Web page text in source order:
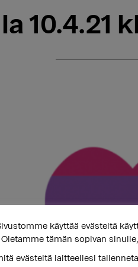
la 10.4.21
käyttää evästeitä
Oletamme tämän sopivan
evästeitä laitteellesi